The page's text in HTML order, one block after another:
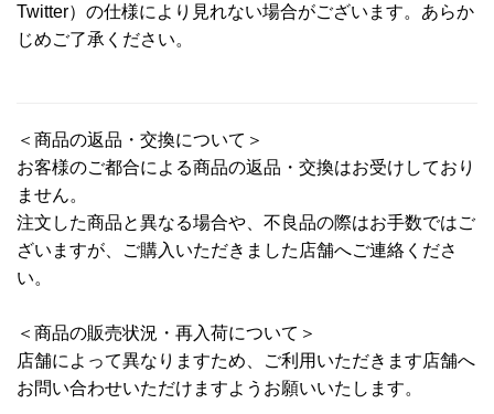
Twitter）の仕様により見れない場合がございます。あらか
じめご了承ください。
＜商品の返品・交換について＞
お客様のご都合による商品の返品・交換はお受けしており
ません。
注文した商品と異なる場合や、不良品の際はお手数ではご
ざいますが、ご購入いただきました店舗へご連絡くださ
い。
＜商品の販売状況・再入荷について＞
店舗によって異なりますため、ご利用いただきます店舗へ
お問い合わせいただけますようお願いいたします。